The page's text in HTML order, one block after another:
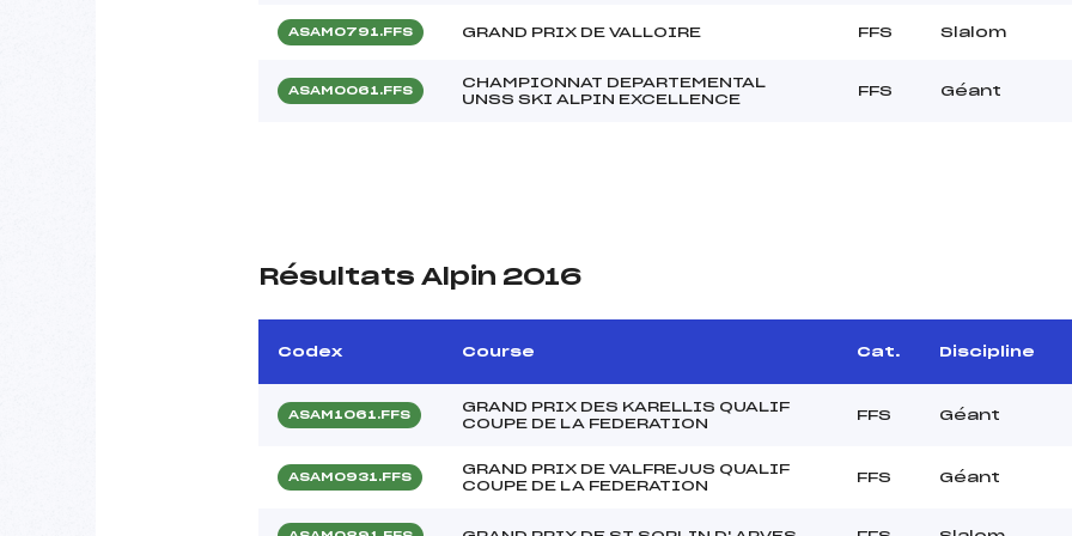
ASAM0791.FFS GRAND PRIX DE VALLOIRE FFS Slalom
ASAM0061.FFS
CHAMPIONNAT DEPARTEMENTAL
UNSS SKI ALPIN EXCELLENCE
FFS Géant
Résultats Alpin 2016
Codex Course Cat. Discipline
ASAM1061.FFS
GRAND PRIX DES KARELLIS QUALIF
COUPE DE LA FEDERATION
FFS Géant
ASAM0931.FFS
GRAND PRIX DE VALFREJUS QUALIF
COUPE DE LA FEDERATION
FFS Géant